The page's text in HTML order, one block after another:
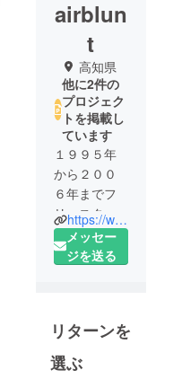
airblun
t
高知県
他に2件の
プロジェク
トを掲載し
ています
１９９５年
から２００
６年までフ
リースタイ
ルカヤック
の日本代表
ラフティン
グ世界選手
権に初出
https://www.facebook.com/raftyoshino/
メッセー
ジを送る
リターンを
選ぶ